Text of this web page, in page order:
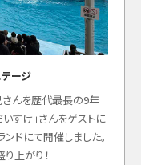
ージ
さんを歴代最長の9年
すけ」さんをゲストに
ドにて開催しました。
上がり！